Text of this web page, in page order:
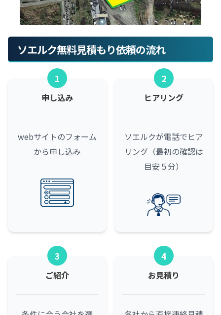
ソエルク無料見積もり依頼の流れ
1
申し込み
webサイトのフォーム
から申し込み
2
ヒアリング
ソエルクが電話でヒア
リング（最初の確認は
目安５分）
3
ご紹介
4
お見積り